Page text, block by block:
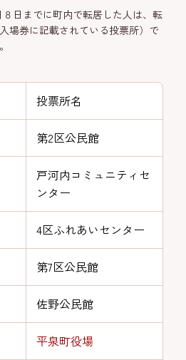
日までに町内で転居した人は、転
場券に記載されている投票所）で
投票所名
第2区公民館
戸河内コミュニティセ
ンター
4区ふれあいセンター
第7区公民館
佐野公民館
平泉町役場